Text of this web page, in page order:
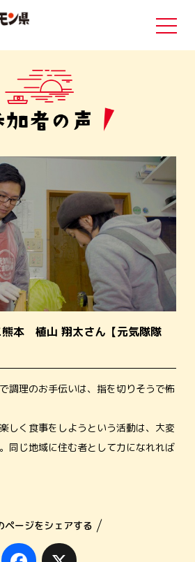
熊本 植山 翔太さん【元気隊隊
調理のお手伝いは、指を切りそうで怖
しく食事をしようという活動は、大変
同じ地域に住む者として力になれれば
ページをシェアする
Facebook